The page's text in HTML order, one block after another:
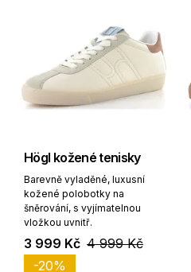
Högl kožené tenisky
Barevně vyladěné, luxusní
kožené polobotky na
šněrování, s vyjímatelnou
vložkou uvnitř.
3 999 Kč 4 999 Kč
-20%